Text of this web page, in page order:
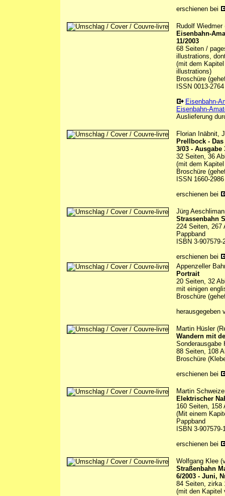
erschienen bei
Rudolf
Eisenbahn-
11/2003
68 Seiten /
illustrations,
(mit dem
illustrations)
Broschüre
ISSN 0013-2764
Eisenbahn-
Eisenbahn-
Auslieferung
Florian Inäbnit,
Prellbock -
3/03 - Ausgabe
32 Seiten, 36
(mit dem
Broschüre
ISSN 1660-2986
erschienen bei
Jürg
Strassenbahn
224 Seiten, 267
Pappband
ISBN 3-907579-
erschienen bei
Appenzeller
Portrait
20 Seiten, 32
mit einigen
Broschüre
herausgegeben
Martin Hüsler
Wandern mit
Sonderausgabe
88 Seiten, 108
Broschüre
erschienen bei
Martin
Elektrischer
160 Seiten, 158
(Mit einem
Pappband
ISBN 3-907579-
erschienen bei
Wolfgang Klee
Straßenbahn
6/2003 - Juni,
84 Seiten, zirka
(mit den Kapitel